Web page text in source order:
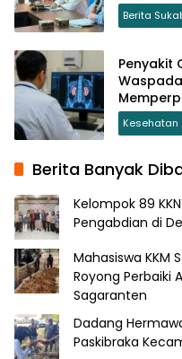
Berita
Penyakit
Kesehatan
Berita Banyak
Kelompok 89
Pengabdian di
Mahasiswa KKM
Royong Perbaiki
Sagaranten
Dadang
Paskibraka